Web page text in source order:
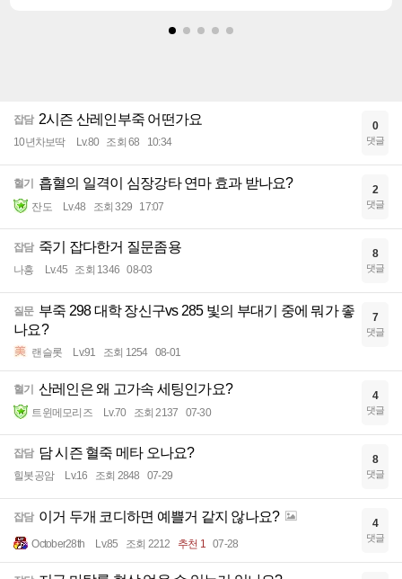
잡담 2시즌 산레인부죽 어떤가요
10년차보딱 Lv.80 조회 68 10:34
0
댓글
혈기 흡혈의 일격이 심장강타 연마 효과 받나요?
잔도 Lv.48 조회 329 17:07
2
댓글
잡담 죽기 잡다한거 질문좀용
나흥 Lv.45 조회 1346 08-03
8
댓글
질문 부죽 298 대학 장신구vs 285 빛의 부대기 중에 뭐가 좋
나요?
랜슬롯 Lv.91 조회 1254 08-01
7
댓글
혈기 산레인은 왜 고가속 세팅인가요?
트윈메모리즈 Lv.70 조회 2137 07-30
4
댓글
잡담 담 시즌 혈죽 메타 오나요?
힐봇공암 Lv.16 조회 2848 07-29
8
댓글
잡담 이거 두개 코디하면 예쁠거 같지 않나요?
October28th Lv.85 조회 2212 추천 1 07-28
4
댓글